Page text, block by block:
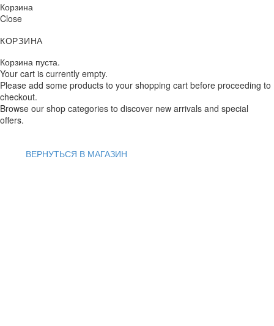
Корзина
Close
КОРЗИНА
Корзина пуста.
Your cart is currently empty.
Please add some products to your shopping cart before proceeding to
checkout.
Browse our shop categories to discover new arrivals and special
offers.
ВЕРНУТЬСЯ В МАГАЗИН